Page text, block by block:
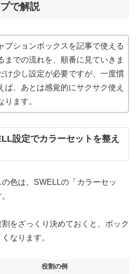
で解説
プションボックスを記事で使える
までの流れを、順番に見ていきま
け少し設定が必要ですが、一度慣
ば、あとは感覚的にサクサク使え
ります。
設定でカラーセットを整え
色は、SWELLの「カラーセッ
をざっくり決めておくと、ボック
なります。
役割の例